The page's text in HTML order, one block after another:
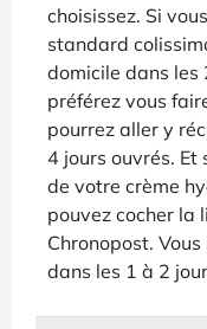
choisissez. Si
standard
domicile dans les
préférez vous
pourrez aller y
4 jours ouvrés.
de votre crème
pouvez cocher la
Chronopost.
dans les 1 à 2